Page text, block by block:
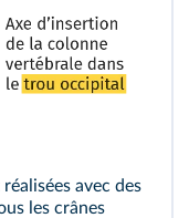
avec des
les crânes